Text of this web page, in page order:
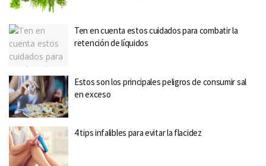
Ten en cuenta estos cuidados para combatir la
retención de líquidos
Estos son los principales peligros de consumir sal
en exceso
4 tips infalibles para evitar la flacidez